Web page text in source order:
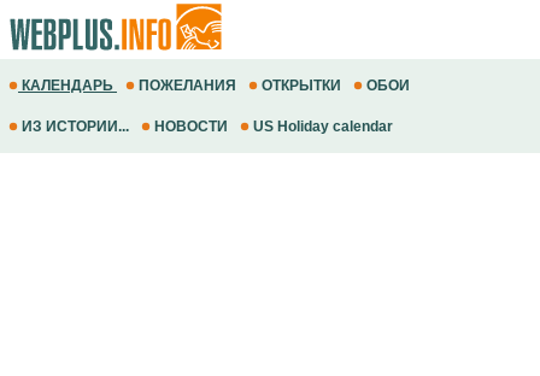
КАЛЕНДАРЬ ПОЖЕЛАНИЯ ОТКРЫТКИ ОБОИ
ИЗ ИСТОРИИ... НОВОСТИ US Holiday calendar